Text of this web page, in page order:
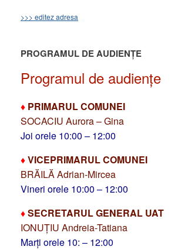
>>> editez adresa
PROGRAMUL DE AUDIENȚE
Programul de audiențe
♦ PRIMARUL COMUNEI
SOCACIU Aurora – Gina
Joi orele 10:00 – 12:00
♦VICEPRIMARUL COMUNEI
BRĂILĂ Adrian-Mircea
Vineri orele 10:00 – 12:00
♦SECRETARUL GENERAL UAT
IONUȚIU Andreia-Tatiana
Marți orele 10: – 12:00